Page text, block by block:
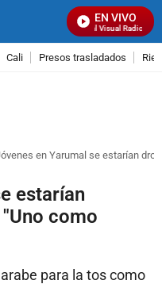
EN VIVO
Señal Visual Radio
Cali Presos trasladados
en Yarumal se estarían
estarían
como
para la tos como